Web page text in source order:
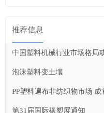
推荐信息
中国塑料机械行业市场格局
泡沫塑料变土壤
PP塑料遍布非纺织物市场
第31届国际橡塑展通知